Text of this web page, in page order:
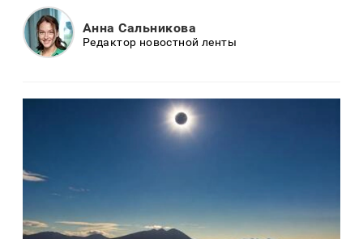
Анна Сальникова
Редактор новостной ленты